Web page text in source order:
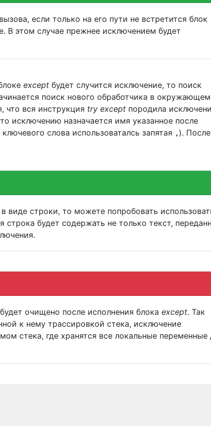
если только на его пути не встретится блок
В этом случае прежнее исключением будет
except будет случится исключение, то поиск
поиск нового обработчика в
что вся инструкция try except породила
исключению назначается имя указанное после
слова использоваталсь запятая ,).
виде строки, то можете попробовать
строка будет содержать не только текст,
очищено после исполнения блока except. Так
к нему трассировкой стека, исключение
стека, где хранятся все локальные переменные